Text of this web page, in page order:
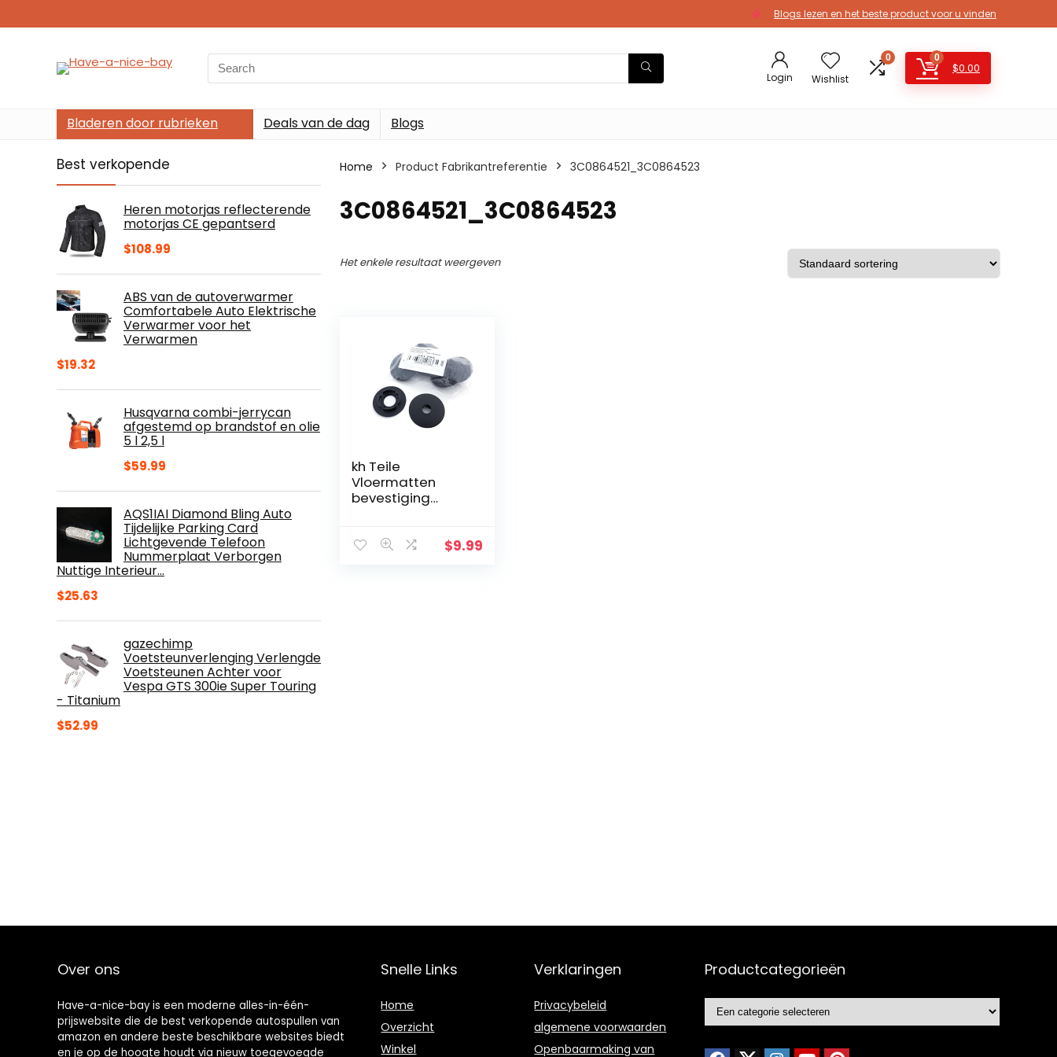
Blogs lezen en het beste product voor u vinden
Search
for:
Login Wishlist
0 0
$0.00
Bladeren door rubrieken Deals van de dag Blogs
Best verkopende
Heren motorjas reflecterende
motorjas CE gepantserd
$108.99
ABS van de autoverwarmer
Comfortabele Auto Elektrische
Verwarmer voor het
Verwarmen
$19.32
Husqvarna combi-jerrycan
afgestemd op brandstof en olie
5 l 2,5 l
$59.99
AQS1IAI Diamond Bling Auto
Tijdelijke Parking Card
Lichtgevende Telefoon
Nummerplaat Verborgen
Nuttige Interieur…
$25.63
gazechimp
Voetsteunverlenging Verlengde
Voetsteunen Achter voor
Vespa GTS 300ie Super Touring
- Titanium
$52.99
Home Product Fabrikantreferentie 3C0864521_3C0864523
3C0864521_3C0864523
Het enkele resultaat weergeven
kh Teile
Vloermatten
bevestiging
8-delig (ook als
$9.99
Over ons
Have-a-nice-bay is een moderne alles-in-één-
prijswebsite die de best verkopende autospullen van
amazon en andere beste beschikbare websites biedt
en je op de hoogte houdt via nieuw toegevoegde
Snelle Links
Home
Overzicht
Winkel
Verklaringen
Privacybeleid
algemene voorwaarden
Openbaarmaking van
Productcategorieën